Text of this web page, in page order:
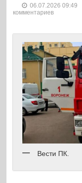
06.07.2026 09:49
комментариев
Вести ПК.